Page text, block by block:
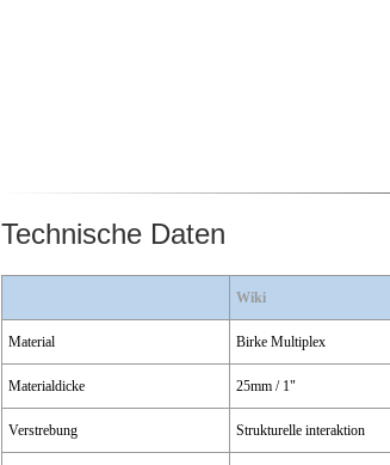
Technische Daten
Wiki
Material Birke Multiplex
Materialdicke 25mm / 1"
Verstrebung Strukturelle interaktion